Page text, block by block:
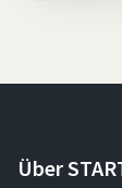
Über